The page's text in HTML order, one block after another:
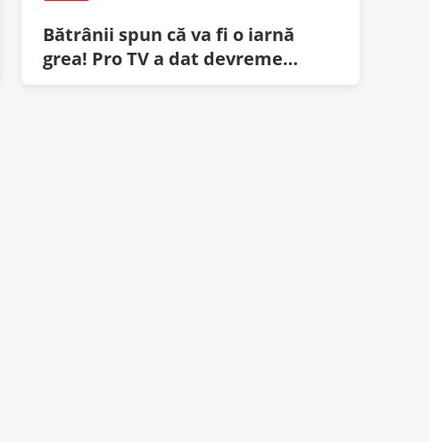
Bătrânii spun că va fi o iarnă
grea! Pro TV a dat devreme
„Singur acasă” anul ăsta